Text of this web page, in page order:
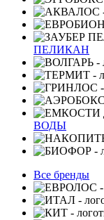
ПЕЛИКАН
ВОДЫ
Все бренды